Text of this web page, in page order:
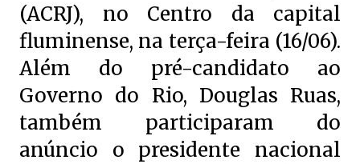
(ACRJ), no Centro da capital
fluminense, na terça-feira (16/06).
Além do pré-candidato ao
Governo do Rio, Douglas Ruas,
também participaram do
anúncio o presidente nacional